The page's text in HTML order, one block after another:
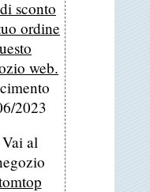
sconto
ordine
web.
2023
Vai al